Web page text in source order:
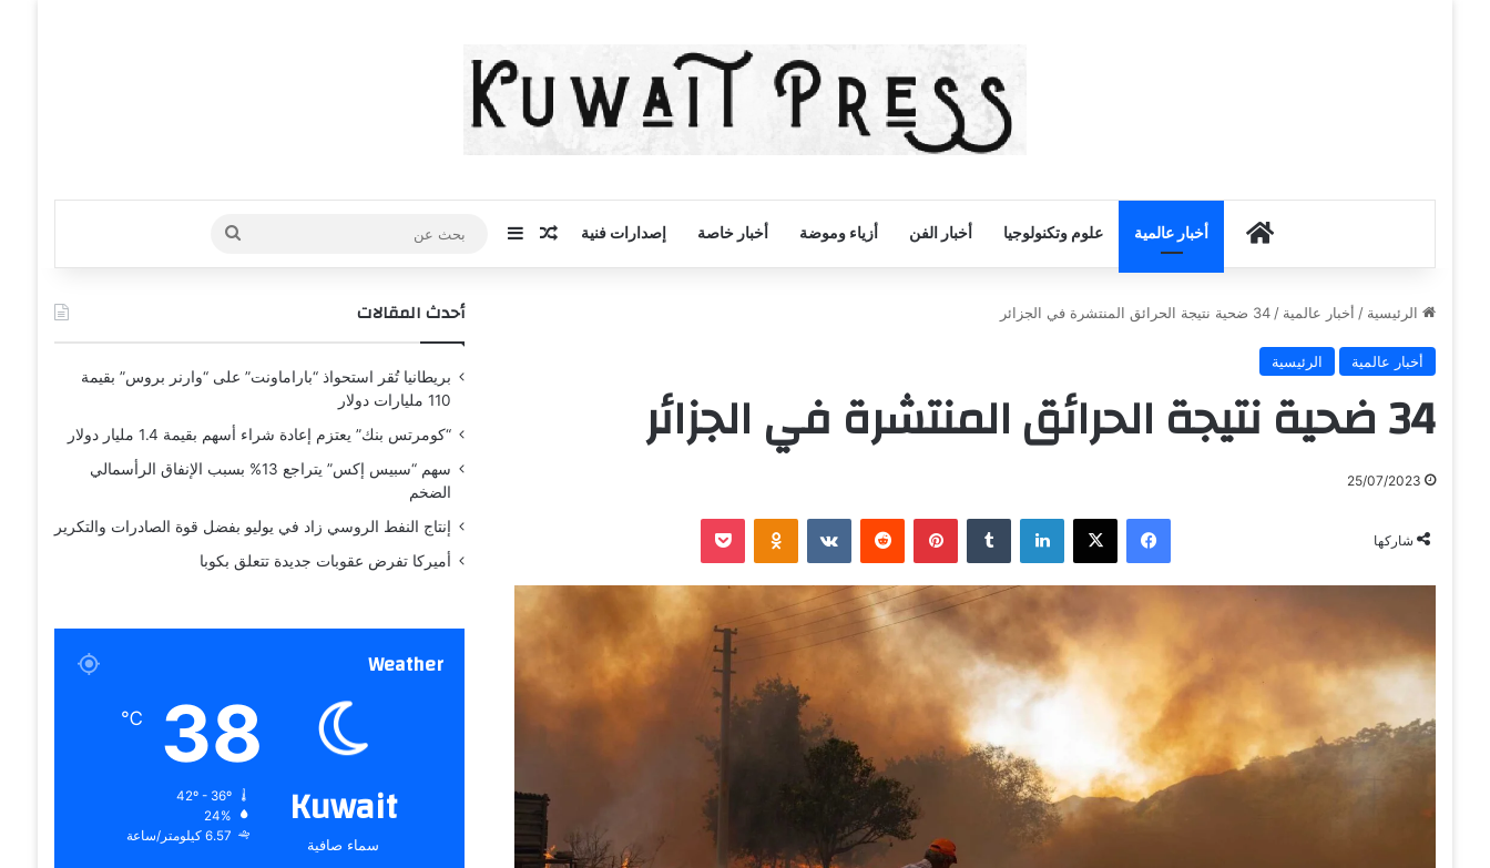
أخبار الكويت
أخبار عالمية علوم وتكنولوجيا أخبار الفن أزياء وموضة أخبار خاصة إصدارات فنية مقال عشوائي
إضافة عمود جانبي
بحث
عن
الرئيسية / أخبار عالمية / 34 ضحية نتيجة الحرائق المنتشرة في الجزائر
أخبار عالمية الرئيسية
34 ضحية نتيجة الحرائق المنتشرة في الجزائر
25/07/2023
شاركها
فيسبوك ‫X لينكدإن ‏Tumblr بينتيريست ‏Reddit
‏VKontakte
Odnoklassniki
‫Pocket
أحدث المقالات
بريطانيا تُقر استحواذ “باراماونت” على “وارنر بروس” بقيمة
110 مليارات دولار
“كومرتس بنك” يعتزم إعادة شراء أسهم بقيمة 1.4 مليار دولار
سهم “سبيس إكس” يتراجع 13% بسبب الإنفاق الرأسمالي
الضخم
إنتاج النفط الروسي زاد في يوليو بفضل قوة الصادرات والتكرير
أميركا تفرض عقوبات جديدة تتعلق بكوبا
Weather
Kuwait
سماء صافية
38
℃
24%
6.57 كيلومتر/ساعة